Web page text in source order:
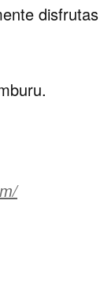
disfrutas